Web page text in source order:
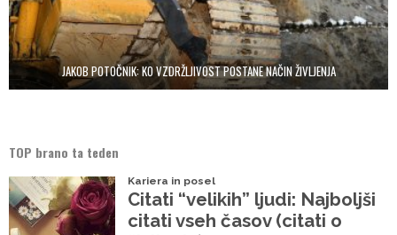
JAKOB POTOČNIK: KO VZDRŽLJIVOST POSTANE NAČIN ŽIVLJENJA
TOP brano ta teden